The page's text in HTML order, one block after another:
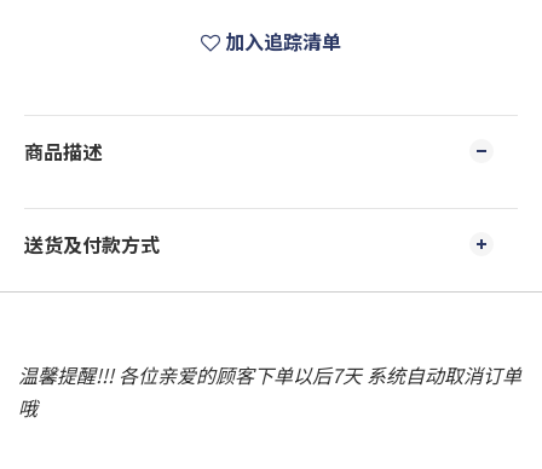
加入追踪清单
商品描述
送货及付款方式
温馨提醒!!! 各位亲爱的顾客下单以后7天 系统自动取消订单
哦